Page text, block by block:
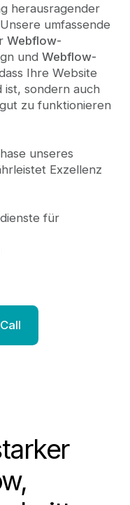
herausragender
umfassende
Webflow-
und Webflow-
Ihre Website
ist, sondern auch
zu funktionieren
unseres
Exzellenz
für